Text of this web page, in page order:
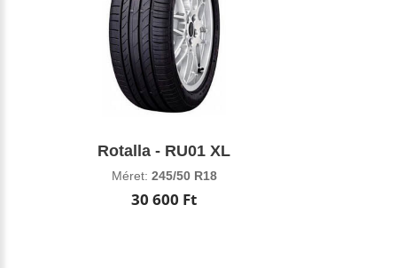
Rotalla - RU01 XL
Méret: 245/50 R18
30 600 Ft